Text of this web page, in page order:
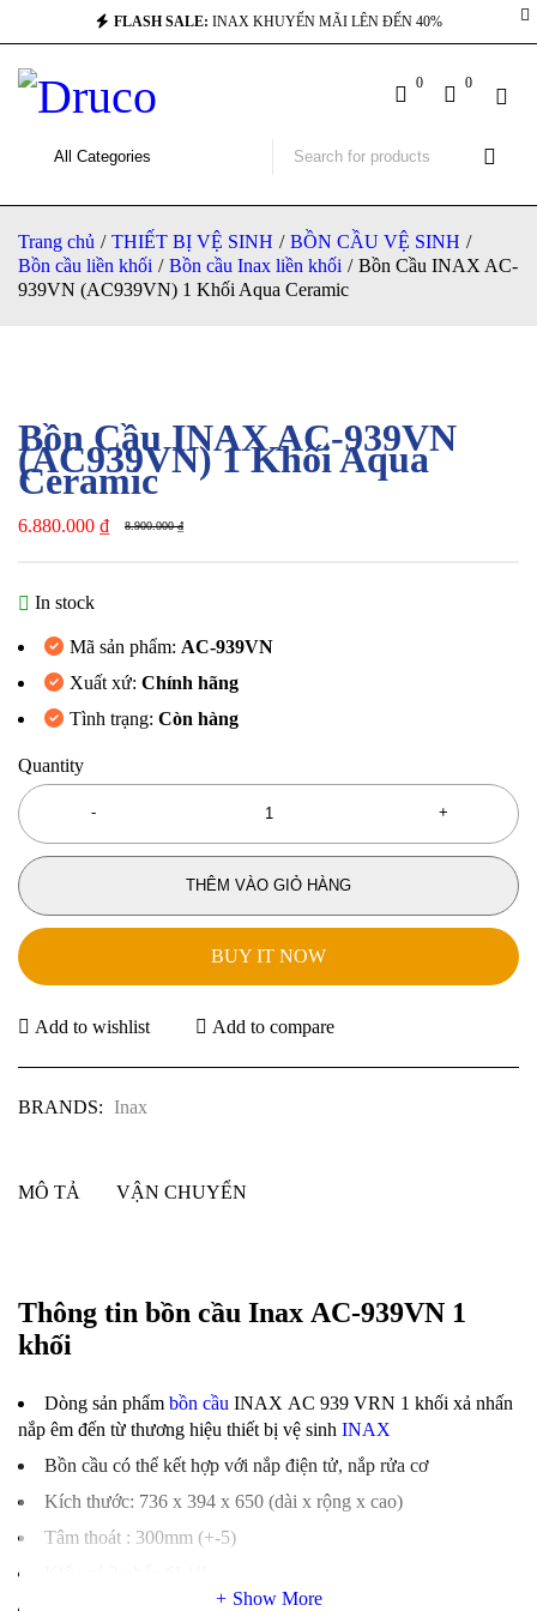
FLASH SALE: INAX KHUYẾN MÃI LÊN ĐẾN 40%
0 0
Trang chủ / THIẾT BỊ VỆ SINH / BỒN CẦU VỆ SINH /
Bồn cầu liền khối / Bồn cầu Inax liền khối / Bồn Cầu INAX AC-
939VN (AC939VN) 1 Khối Aqua Ceramic
Bồn Cầu INAX AC-939VN
(AC939VN) 1 Khối Aqua
Ceramic
8.900.000₫
6.880.000 ₫
In stock
Mã sản phẩm: AC-939VN
Xuất xứ: Chính hãng
Tình trạng: Còn hàng
Quantity
THÊM VÀO GIỎ HÀNG
BUY IT NOW
Add to wishlist Add to compare
BRANDS: Inax
MÔ TẢ VẬN CHUYỂN
Thông tin bồn cầu Inax AC-939VN 1
khối
Dòng sản phẩm bồn cầu INAX AC 939 VRN 1 khối xả nhấn
nắp êm đến từ thương hiệu thiết bị vệ sinh INAX
Bồn cầu có thể kết hợp với nắp điện tử, nắp rửa cơ
Kích thước: 736 x 394 x 650 (dài x rộng x cao)
Tâm thoát : 300mm (+-5)
Show More